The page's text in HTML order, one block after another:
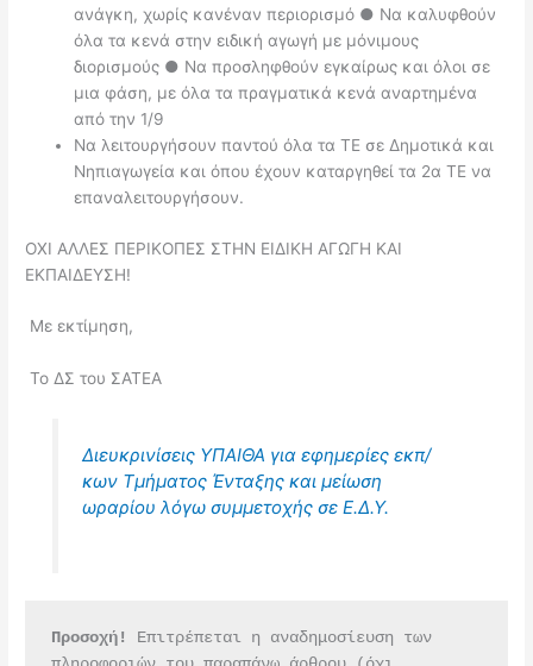
ανάγκη, χωρίς κανέναν περιορισμό ● Να καλυφθούν
όλα τα κενά στην ειδική αγωγή με μόνιμους
διορισμούς ● Να προσληφθούν εγκαίρως και όλοι σε
μια φάση, με όλα τα πραγματικά κενά αναρτημένα
από την 1/9
Να λειτουργήσουν παντού όλα τα ΤΕ σε Δημοτικά και
Νηπιαγωγεία και όπου έχουν καταργηθεί τα 2α ΤΕ να
επαναλειτουργήσουν.
ΟΧΙ ΑΛΛΕΣ ΠΕΡΙΚΟΠΕΣ ΣΤΗΝ ΕΙΔΙΚΗ ΑΓΩΓΗ ΚΑΙ
ΕΚΠΑΙΔΕΥΣΗ!
Με εκτίμηση,
Το ΔΣ του ΣΑΤΕΑ
Διευκρινίσεις ΥΠΑΙΘΑ για εφημερίες εκπ/
κων Τμήματος Ένταξης και μείωση
ωραρίου λόγω συμμετοχής σε Ε.Δ.Υ.
Προσοχή!
Επιτρέπεται η αναδημοσίευση των